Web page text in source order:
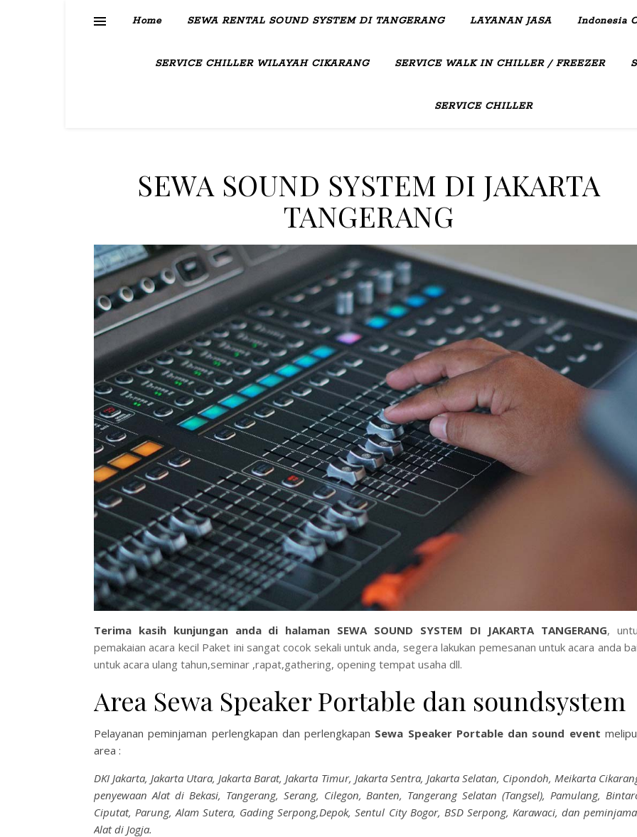
Home SEWA RENTAL SOUND SYSTEM DI TANGERANG LAYANAN JASA Indonesia
SERVICE CHILLER WILAYAH CIKARANG SERVICE WALK IN CHILLER / FREEZER
SERVICE CHILLER
SEWA SOUND SYSTEM DI JAKARTA
TANGERANG
Terima kasih kunjungan anda di halaman SEWA SOUND SYSTEM DI JAKARTA TANGERANG,
pemakaian acara kecil Paket ini sangat cocok sekali untuk anda, segera lakukan pemesanan untuk acara anda
untuk acara ulang tahun,seminar ,rapat,gathering, opening tempat usaha dll.
Area Sewa Speaker Portable dan soundsystem
Pelayanan peminjaman perlengkapan dan perlengkapan Sewa Speaker Portable dan sound event
area :
DKI Jakarta, Jakarta Utara, Jakarta Barat, Jakarta Timur, Jakarta Sentra, Jakarta Selatan, Cipondoh, Meikarta
penyewaan Alat di Bekasi, Tangerang, Serang, Cilegon, Banten, Tangerang Selatan (Tangsel), Pamulang,
Ciputat, Parung, Alam Sutera, Gading Serpong,Depok, Sentul City Bogor, BSD Serpong, Karawaci, dan
Alat di Jogja.